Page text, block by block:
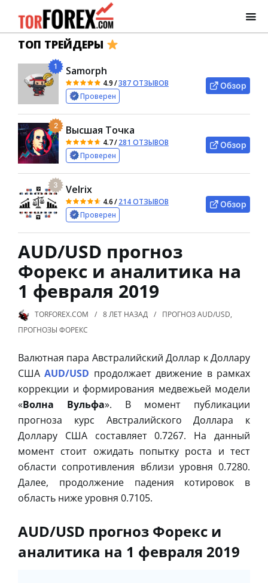
ТОП ТРЕЙДЕРЫ
1 Samorph
4.9/387 ОТЗЫВОВ
Проверен
Обзор
2 Высшая Точка
4.7/281 ОТЗЫВОВ
Проверен
Обзор
3 Velrix
4.6/214 ОТЗЫВОВ
Проверен
Обзор
AUD/USD прогноз
Форекс и аналитика на
1 февраля 2019
TORFOREX.COM 8 ЛЕТ НАЗАД ПРОГНОЗ AUD/USD,
ПРОГНОЗЫ ФОРЕКС
Валютная пара Австралийский Доллар к Доллару
СШАAUD/USD продолжает движение в рамках
коррекции и формирования медвежьей модели
«Волна Вульфа». В момент публикации
прогноза курс Австралийского Доллара к
Доллару США составляет 0.7267. На данный
момент стоит ожидать попытку роста и тест
области сопротивления вблизи уровня 0.7280.
Далее, продолжение падения котировок в
область ниже уровня 0.7105.
AUD/USD прогноз Форекс и
аналитика на 1 февраля 2019